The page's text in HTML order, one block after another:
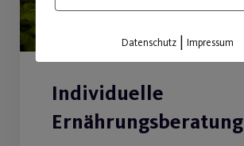
Individuelle
Ernährungsberatung
Datenschutz |Impressum